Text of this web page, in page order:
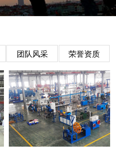
团队风采 荣誉资质